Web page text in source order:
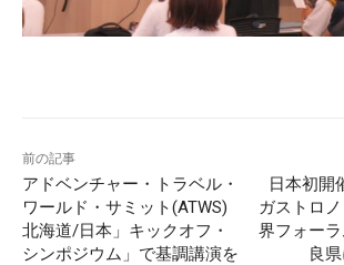
前の記事
アドベンチャー・トラベル・
ワールド・サミット(ATWS)
北海道/日本」キックオフ・
シンポジウム」で基調講演を
日本初開
ガストロ
界フォー
良